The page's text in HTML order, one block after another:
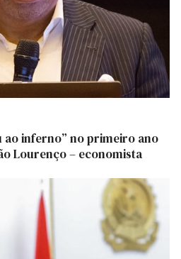
ao inferno” no primeiro ano
Lourenço – economista